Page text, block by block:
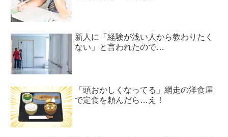
新人に「経験が浅い人から教わりたく
ない」と言われたので…
「頭おかしくなってる」網走の洋食屋
で定食を頼んだら…え！